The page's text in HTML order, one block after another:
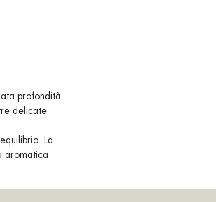
profondità
delicate
La
aromatica